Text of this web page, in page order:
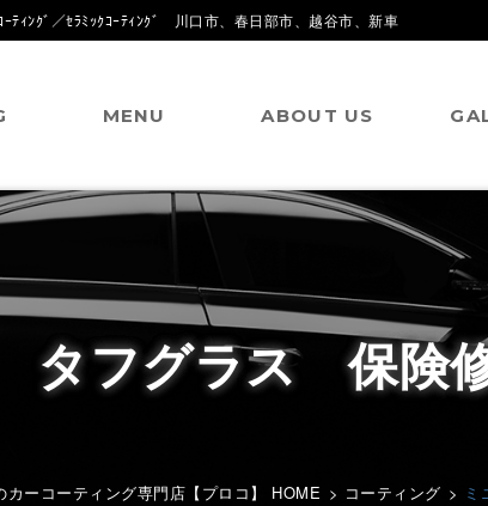
ﾃｨﾝｸﾞ／ｾﾗﾐｯｸｺｰﾃｨﾝｸﾞ 川口市、春日部市、越谷市、新車
MENU ABOUT US
タフグラス 保険
カーコーティング専門店【プロコ】 HOME > コーティング >